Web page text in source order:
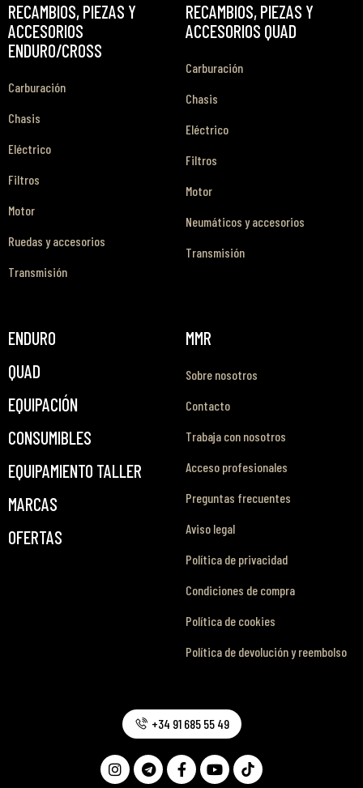
RECAMBIOS, PIEZAS Y
ACCESORIOS
ENDURO/CROSS
Carburación
Chasis
Eléctrico
Filtros
Motor
Ruedas y accesorios
Transmisión
RECAMBIOS, PIEZAS Y
ACCESORIOS QUAD
Carburación
Chasis
Eléctrico
Filtros
Motor
Neumáticos y accesorios
Transmisión
ENDURO
QUAD
EQUIPACIÓN
CONSUMIBLES
EQUIPAMIENTO TALLER
MARCAS
OFERTAS
MMR
Sobre nosotros
Contacto
Trabaja con nosotros
Acceso profesionales
Preguntas frecuentes
Aviso legal
Política de privacidad
Condiciones de compra
Política de cookies
Política de devolución y reembolso
+34 91 685 55 49